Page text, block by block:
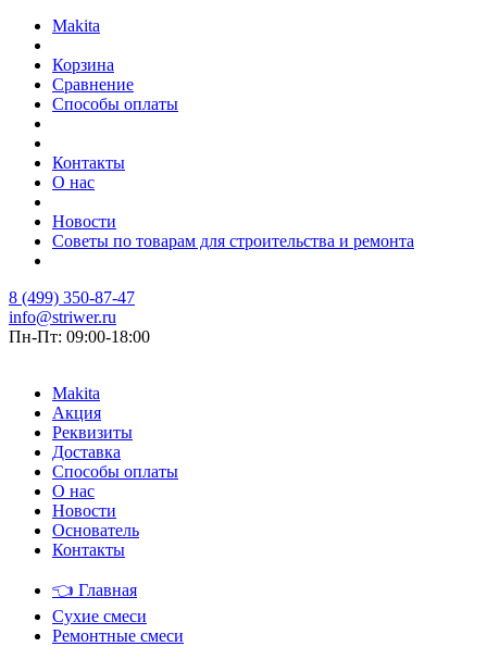
Makita
Корзина
Сравнение
Способы оплаты
Контакты
О нас
Новости
Советы по товарам для строительства и ремонта
8 (499) 350-87-47
info@striwer.ru
Пн-Пт: 09:00-18:00
Makita
Акция
Реквизиты
Доставка
Способы оплаты
О нас
Новости
Основатель
Контакты
👈 Главная
Сухие смеси
Ремонтные смеси